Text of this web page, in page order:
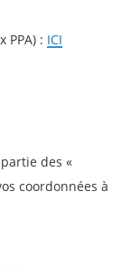
PPA) : ICI
des «
coordonnées à